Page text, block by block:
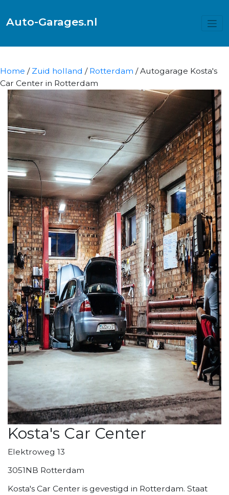
Auto-Garages.nl
Home / Zuid holland / Rotterdam / Autogarage Kosta's
Car Center in Rotterdam
Kosta's Car Center
Elektroweg 13
3051NB Rotterdam
Kosta's Car Center is gevestigd in Rotterdam. Staat